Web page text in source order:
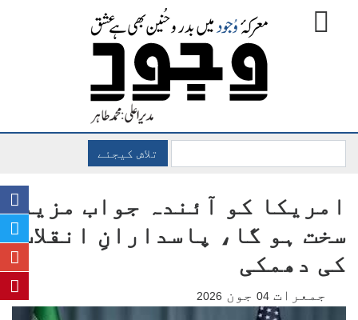
تلاش کیجئے
امریکا کو آئندہ جواب مزید
سخت ہو گا، پاسدارانِ انقلاب
کی دھمکی
جمعرات 04 جون 2026